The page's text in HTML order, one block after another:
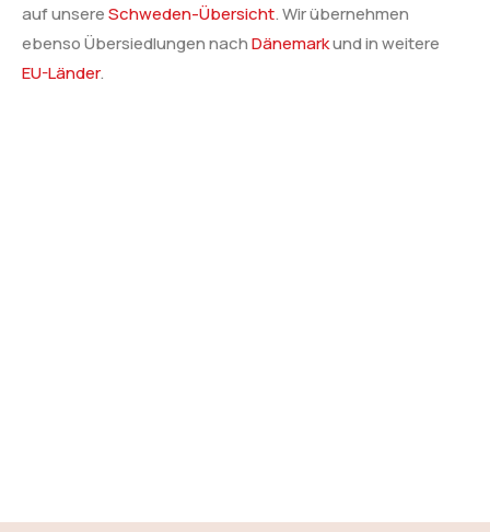
auf unsereSchweden-Übersicht. Wir übernehmen
ebenso Übersiedlungen nachDänemarkund in weitere
EU-Länder.